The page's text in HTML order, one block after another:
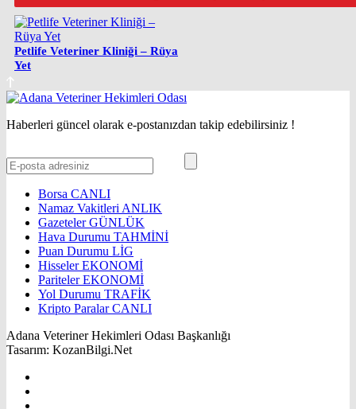
Petlife Veteriner Kliniği – Rüya
Yet
Haberleri güncel olarak e-postanızdan takip edebilirsiniz !
Borsa CANLI
Namaz Vakitleri ANLIK
GazetelerGÜNLÜK
Hava Durumu TAHMİNİ
Puan Durumu LİG
HisselerEKONOMİ
ParitelerEKONOMİ
Yol Durumu TRAFİK
Kripto ParalarCANLI
Adana Veteriner Hekimleri Odası Başkanlığı
Tasarım: KozanBilgi.Net